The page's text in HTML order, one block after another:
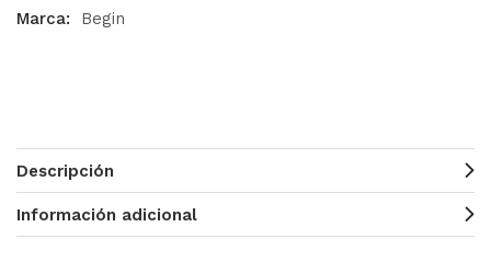
Marca:
Begin
Descripción
Información adicional